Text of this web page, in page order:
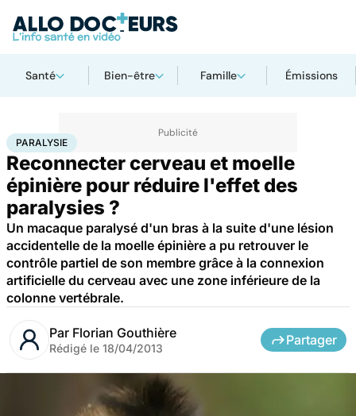
Santé Bien-être Famille Émissions
AccueilSanté Maladies
PARALYSIE
Reconnecter cerveau et moelle
épinière pour réduire l'effet des
paralysies ?
Un macaque paralysé d'un bras à la suite d'une lésion
accidentelle de la moelle épinière a pu retrouver le
contrôle partiel de son membre grâce à la connexion
artificielle du cerveau avec une zone inférieure de la
colonne vertébrale.
Par Florian Gouthière
Rédigé le 18/04/2013
Partager